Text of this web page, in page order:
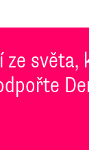
světa,